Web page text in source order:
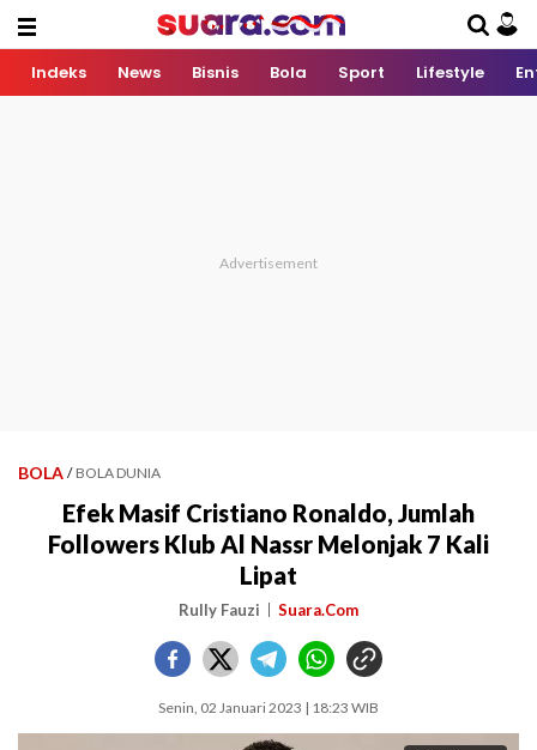
Indeks News Bisnis Bola Sport Lifestyle
BOLA / BOLA DUNIA
Efek Masif Cristiano Ronaldo, Jumlah
Followers Klub Al Nassr Melonjak 7 Kali
Lipat
Rully Fauzi Suara.Com
Senin, 02 Januari 2023 | 18:23 WIB